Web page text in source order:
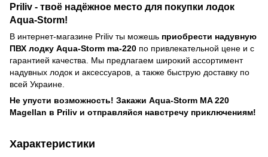
Priliv - твоё надёжное место для покупки лодок
Aqua-Storm!
В интернет-магазине Priliv ты можешь приобрести надувную
ПВХ лодку Aqua-Storm ma-220 по привлекательной цене и с
гарантией качества. Мы предлагаем широкий ассортимент
надувных лодок и аксессуаров, а также быструю доставку по
всей Украине.
Не упусти возможность! Закажи Aqua-Storm MA 220
Magellan в Priliv и отправляйся навстречу приключениям!
Характеристики